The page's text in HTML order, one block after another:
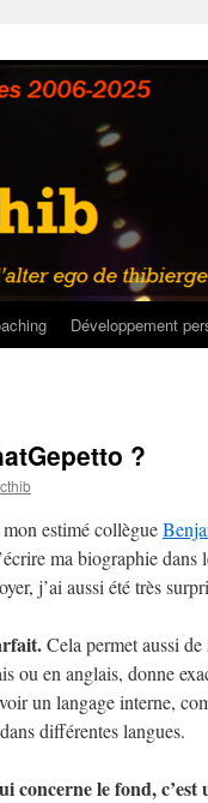
Développement
?
estimé collègue
ma biographie
j’ai aussi été très
Cela permet aussi
ou en anglais, donne
un langage interne,
différentes langues.
concerne le fond,